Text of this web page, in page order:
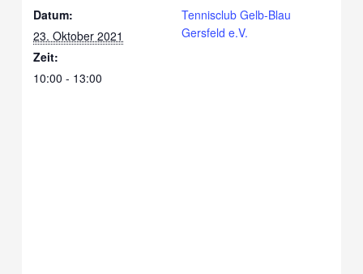
Datum:
23. Oktober 2021
Zeit:
10:00 - 13:00
Tennisclub Gelb-Blau
Gersfeld e.V.